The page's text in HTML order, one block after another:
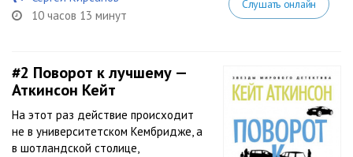
10 часов 13 минут
Слушать онлайн
#2 Поворот к лучшему —
Аткинсон Кейт
На этот раз действие происходит
не в университетском Кембридже, а
в шотландской столице,